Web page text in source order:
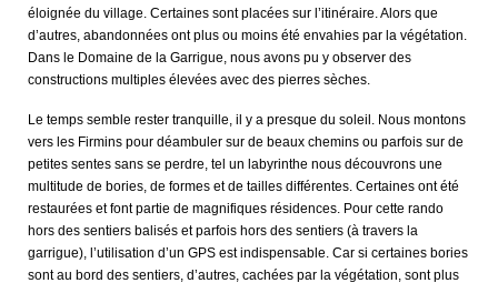
éloignée du village. Certaines sont placées sur l’itinéraire. Alors que
d’autres, abandonnées ont plus ou moins été envahies par la végétation.
Dans le Domaine de la Garrigue, nous avons pu y observer des
constructions multiples élevées avec des pierres sèches.
Le temps semble rester tranquille, il y a presque du soleil. Nous montons
vers les Firmins pour déambuler sur de beaux chemins ou parfois sur de
petites sentes sans se perdre, tel un labyrinthe nous découvrons une
multitude de bories, de formes et de tailles différentes. Certaines ont été
restaurées et font partie de magnifiques résidences. Pour cette rando
hors des sentiers balisés et parfois hors des sentiers (à travers la
garrigue), l’utilisation d’un GPS est indispensable. Car si certaines bories
sont au bord des sentiers, d’autres, cachées par la végétation, sont plus